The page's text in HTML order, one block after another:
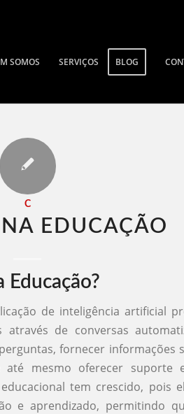
SOMOS SERVIÇOS BLOG
C
EDUCAÇÃO​
de inteligência artificial
de conversas
fornecer informações
mesmo oferecer suporte
tem crescido, pois
e aprendizado, permitindo